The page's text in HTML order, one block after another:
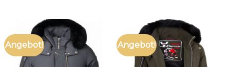
Angebot! Angebot!